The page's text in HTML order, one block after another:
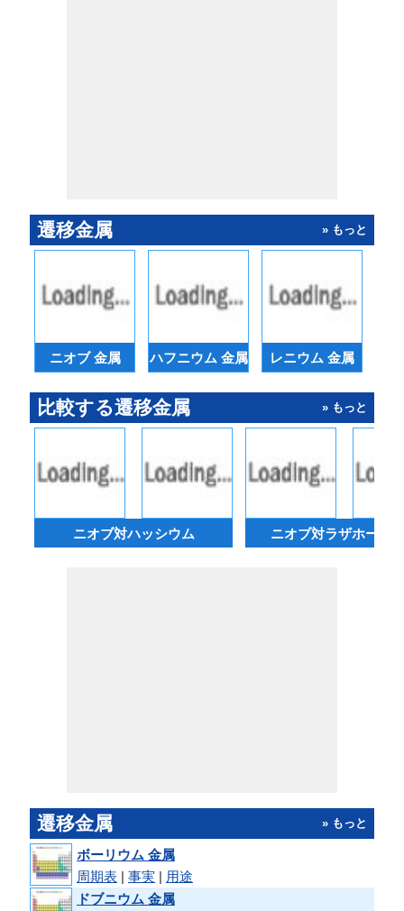
遷移金属 » もっと
ニオブ 金属 ハフニウム 金属 レニウム 金属
比較する遷移金属 » もっと
ニオブ対ハッシウム ニオブ対ラザホージ
遷移金属 » もっと
ボーリウム 金属
周期表 | 事実 | 用途
ドブニウム 金属